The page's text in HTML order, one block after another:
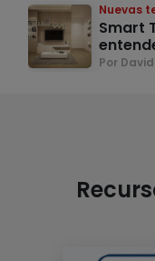
Nuevas
Smart
Por